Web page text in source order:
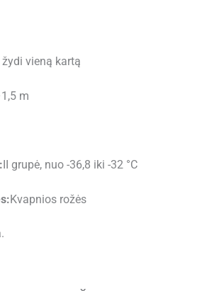
žydi vieną kartą
m
II grupė, nuo -36,8 iki -32 °C
Kvapnios rožės